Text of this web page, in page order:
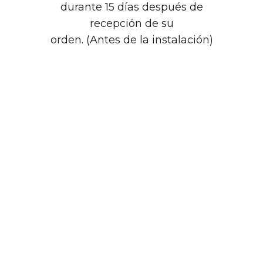
durante 15 días después de
recepción de su
orden. (Antes de la instalación)